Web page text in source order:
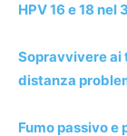
HPV 16 e 18
Sopravvivere ai
distanza
Fumo passivo